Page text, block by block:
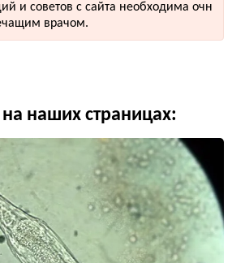
и советов с сайта необходима очн
врачом.
наших страницах: